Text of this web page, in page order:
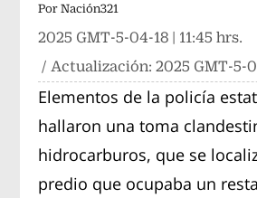
Por Nación321
2025 GMT-5-04-18 | 11:45 hrs.
/ Actualización:2025 GMT-5-
Elementos de la policía
hallaron una toma
hidrocarburos, que se
predio que ocupaba un